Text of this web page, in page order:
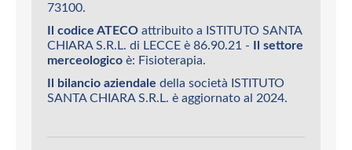
73100.
Il codice ATECO attribuito a ISTITUTO SANTA
CHIARA S.R.L. di LECCE è 86.90.21 - Il settore
merceologico è: Fisioterapia.
Il bilancio aziendale della società ISTITUTO
SANTA CHIARA S.R.L. è aggiornato al 2024.